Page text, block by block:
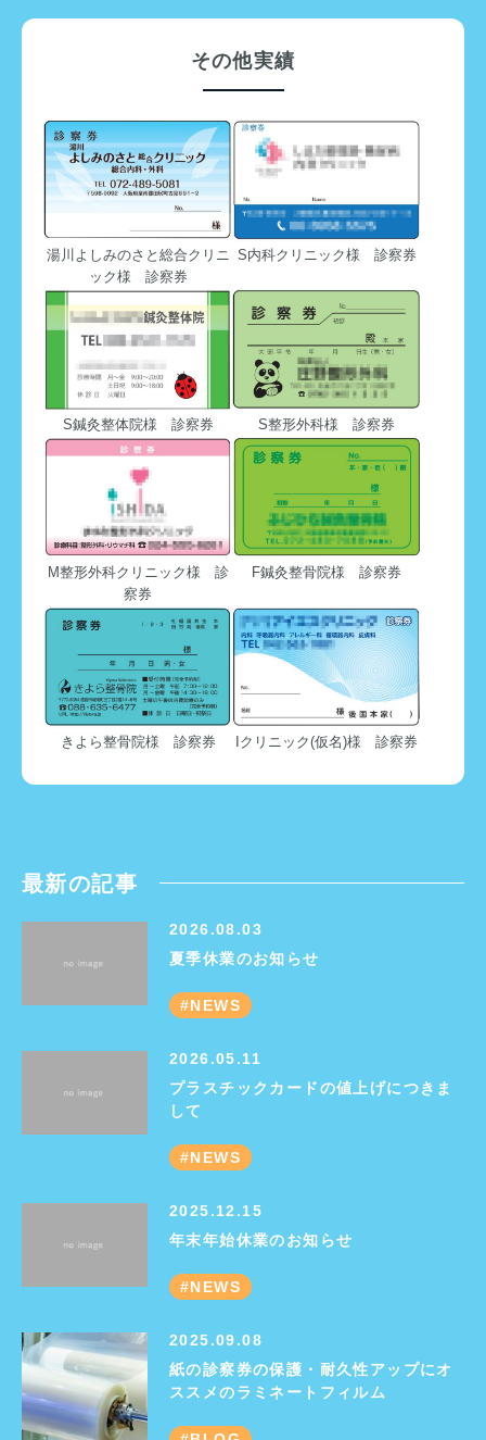
その他実績
湯川よしみのさと総合クリニ
ック様 診察券
S内科クリニック様 診察券
S鍼灸整体院様 診察券 S整形外科様 診察券
M整形外科クリニック様 診
察券
F鍼灸整骨院様 診察券
きよら整骨院様 診察券 Iクリニック(仮名)様 診察券
最新の記事
2026.08.03
夏季休業のお知らせ
NEWS
2026.05.11
プラスチックカードの値上げにつきま
して
NEWS
2025.12.15
年末年始休業のお知らせ
NEWS
2025.09.08
紙の診察券の保護・耐久性アップにオ
ススメのラミネートフィルム